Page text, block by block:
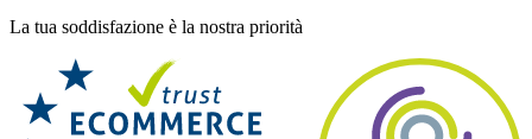
La tua soddisfazione è la nostra priorità